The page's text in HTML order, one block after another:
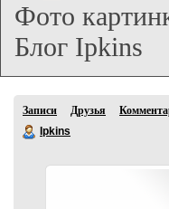
Фото
Блог Ipkins
Записи Друзья
Ipkins